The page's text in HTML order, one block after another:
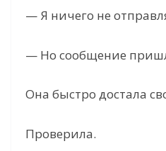
— Я ничего не
— Но сообщение
Она быстро достала
Проверила.